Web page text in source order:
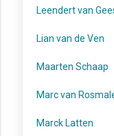
Leendert van
Lian van de Ven
Maarten Schaap
Marc van
Marck Latten